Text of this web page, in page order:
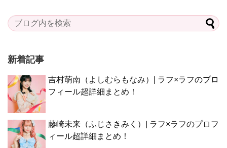
新着記事
吉村萌南（よしむらもなみ）| ラフ×ラフのプロ
フィール超詳細まとめ！
藤崎未来（ふじさきみく）| ラフ×ラフのプロフ
ィール超詳細まとめ！